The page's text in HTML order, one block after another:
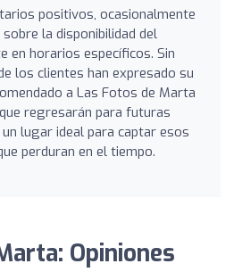
positivos, ocasionalmente
la disponibilidad del
en horarios específicos. Sin
los clientes han expresado su
a Las Fotos de Marta
regresarán para futuras
lugar ideal para captar esos
perduran en el tiempo.
Opiniones